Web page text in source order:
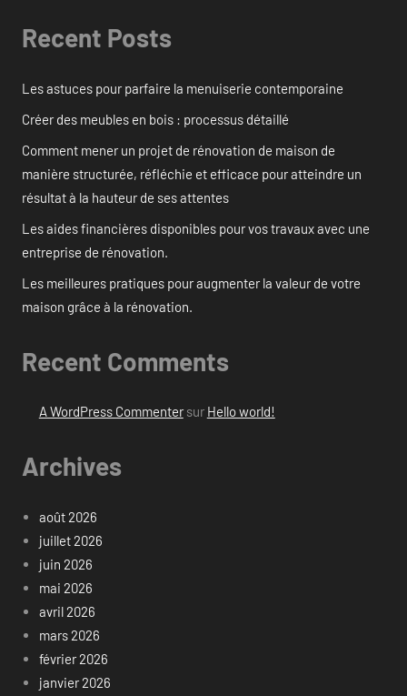
Recent Posts
Les astuces pour parfaire la menuiserie contemporaine
Créer des meubles en bois : processus détaillé
Comment mener un projet de rénovation de maison de
manière structurée, réfléchie et efficace pour atteindre un
résultat à la hauteur de ses attentes
Les aides financières disponibles pour vos travaux avec une
entreprise de rénovation.
Les meilleures pratiques pour augmenter la valeur de votre
maison grâce à la rénovation.
Recent Comments
A WordPress Commentersur Hello world!
Archives
août 2026
juillet 2026
juin 2026
mai 2026
avril 2026
mars 2026
février 2026
janvier 2026